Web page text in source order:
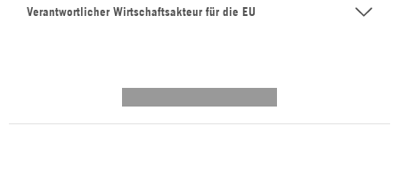
Verantwortlicher Wirtschaftsakteur für die EU